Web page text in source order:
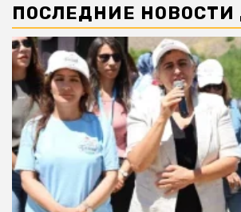
ПОСЛЕДНИЕ НОВОСТИ